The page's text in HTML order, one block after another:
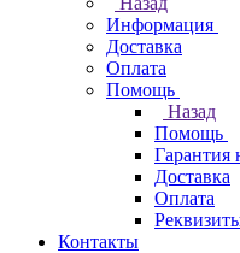
Информация
Доставка
Оплата
Помощь
Назад
Помощь
Гарантия
Доставка
Оплата
Контакты